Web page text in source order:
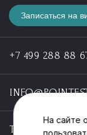
Записаться на
+7 499 288 88
TELEGRAM
На сайте